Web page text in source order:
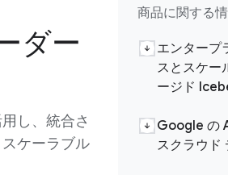
ダー
し、統合さ
ケーラブル
商品に関する
エンタープ
スとスケー
ージド
Google の
スクラウド